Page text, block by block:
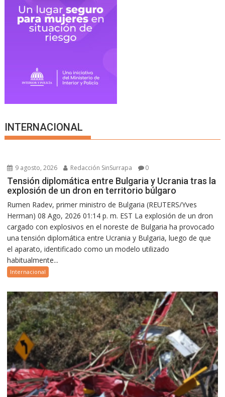
INTERNACIONAL
9 agosto, 2026 Redacción SinSurrapa 0
Tensión diplomática entre Bulgaria y Ucrania tras la
explosión de un dron en territorio búlgaro
Rumen Radev, primer ministro de Bulgaria (REUTERS/Yves
Herman) 08 Ago, 2026 01:14 p. m. EST La explosión de un dron
cargado con explosivos en el noreste de Bulgaria ha provocado
una tensión diplomática entre Ucrania y Bulgaria, luego de que
el aparato, identificado como un modelo utilizado
habitualmente...
Internacional